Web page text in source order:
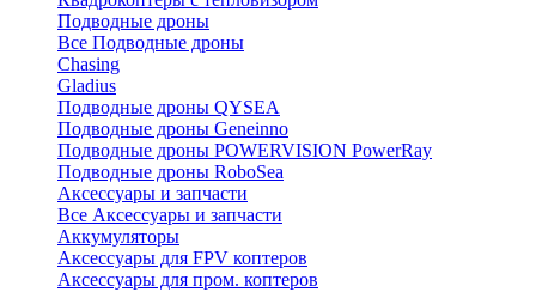
Подводные дроны
Все Подводные дроны
Chasing
Gladius
Подводные дроны QYSEA
Подводные дроны Geneinno
Подводные дроны POWERVISION PowerRay
Подводные дроны RoboSea
Аксессуары и запчасти
Все Аксессуары и запчасти
Аккумуляторы
Аксессуары для FPV коптеров
Аксессуары для пром. коптеров